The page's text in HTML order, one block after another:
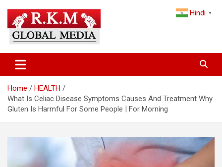
content
Latest Hindi News & Breaking
News – RKM Global Media
and the World
Home
HEALTH
What Is Celiac Disease Symptoms Causes And Treatment Why
Gluten Is Harmful For Some People | For Morning
Hindi ▼